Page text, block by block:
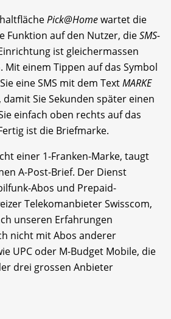
Pick@Homewartet die
Funktion auf den Nutzer, dieSMS-
ist gleichermassen
Mit einem Tippen auf das Symbol
eine SMS mit dem TextMARKE
Sie Sekunden später einen
einfach oben rechts auf das
ist die Briefmarke.
einer 1-Franken-Marke, taugt
A-Post-Brief. Der Dienst
Abos und Prepaid-
Telekomanbieter Swisscom,
unseren Erfahrungen
nicht mit Abos anderer
UPC oder M-Budget Mobile, die
drei grossen Anbieter